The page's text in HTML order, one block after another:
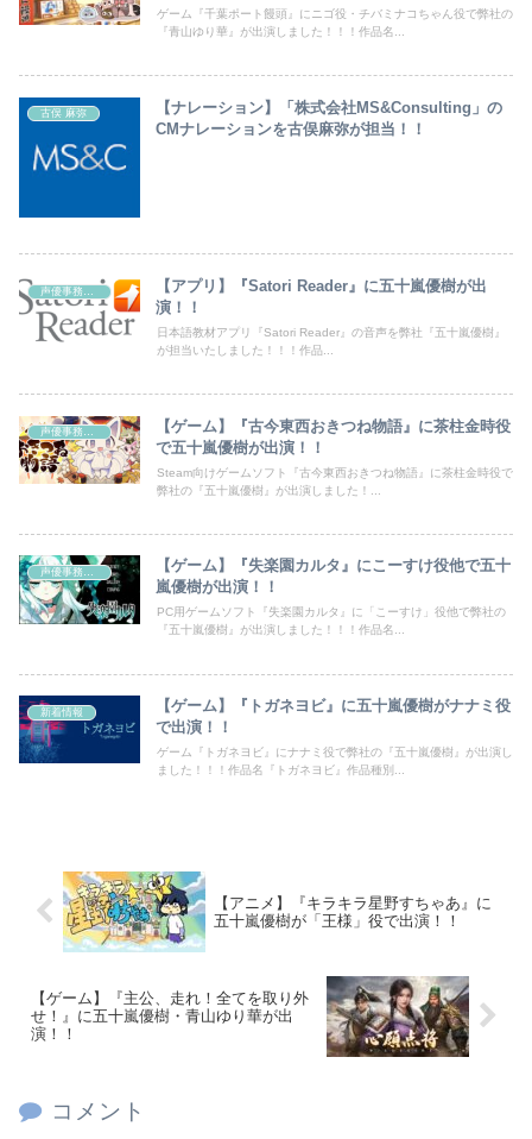
ゲーム『千葉ポート饅頭』にニゴ役・チバミナコちゃん役で弊社の
『青山ゆり華』が出演しました！！！作品名...
古俣 麻弥
【ナレーション】「株式会社MS&Consulting」の
CMナレーションを古俣麻弥が担当！！
【アプリ】『Satori Reader』に五十嵐優樹が出
演！！
日本語教材アプリ『Satori Reader』の音声を弊社『五十嵐優樹』
が担当いたしました！！！作品...
【ゲーム】『古今東西おきつね物語』に茶柱金時役
で五十嵐優樹が出演！！
Steam向けゲームソフト『古今東西おきつね物語』に茶柱金時役で
弊社の『五十嵐優樹』が出演しました！...
【ゲーム】『失楽園カルタ』にこーすけ役他で五十
嵐優樹が出演！！
PC用ゲームソフト『失楽園カルタ』に「こーすけ」役他で弊社の
『五十嵐優樹』が出演しました！！！作品名...
新着情報
【ゲーム】『トガネヨビ』に五十嵐優樹がナナミ役
で出演！！
ゲーム『トガネヨビ』にナナミ役で弊社の『五十嵐優樹』が出演し
ました！！！作品名『トガネヨビ』作品種別...
【アニメ】『キラキラ星野すちゃあ』に
五十嵐優樹が「王様」役で出演！！
【ゲーム】『主公、走れ！全てを取り外
せ！』に五十嵐優樹・青山ゆり華が出
演！！
コメント